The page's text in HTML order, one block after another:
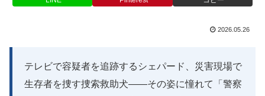
2026.05.26
テレビで容疑者を追跡するシェパード、災害現場で
生存者を捜す捜索救助犬——その姿に憧れて「警察